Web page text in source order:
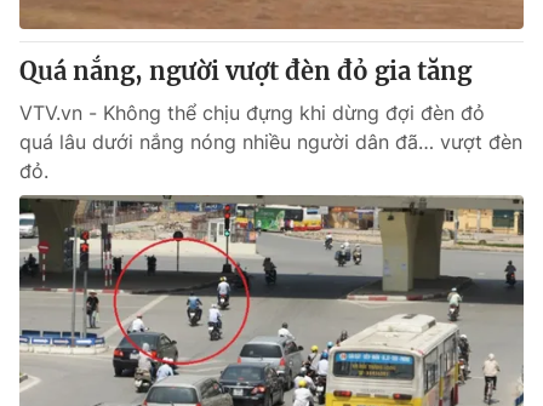
Quá nắng, người vượt đèn đỏ gia tăng
VTV.vn - Không thể chịu đựng khi dừng đợi đèn đỏ
quá lâu dưới nắng nóng nhiều người dân đã… vượt đèn
đỏ.